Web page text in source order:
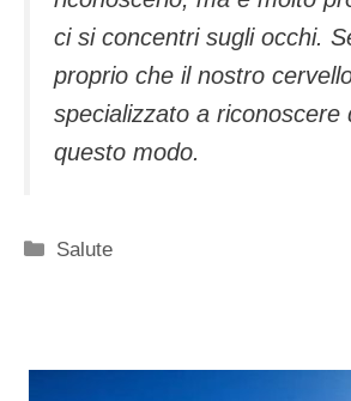
ci si concentri sugli occhi.
proprio che il nostro
specializzato a riconoscere
questo modo.
Categorie
Salute